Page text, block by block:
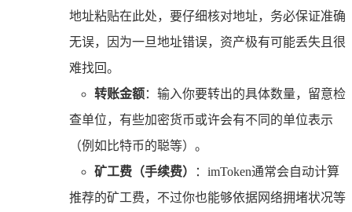
地址粘贴在此处，要仔细核对地址，务必保证准确
无误，因为一旦地址错误，资产极有可能丢失且很
难找回。
转账金额：输入你要转出的具体数量，留意检
查单位，有些加密货币或许会有不同的单位表示
（例如比特币的聪等）。
矿工费（手续费）
：imToken通常会自动计算
推荐的矿工费，不过你也能够依据网络拥堵状况等